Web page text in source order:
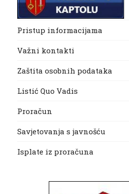
Pristup informacijama
Važni kontakti
Zaštita osobnih podataka
Listić Quo Vadis
Proračun
Savjetovanja s javnošću
Isplate iz proračuna